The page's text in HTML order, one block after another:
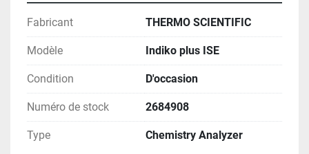
Fabricant THERMO SCIENTIFIC
Modèle Indiko plus ISE
Condition D'occasion
Numéro de stock 2684908
Type Chemistry Analyzer